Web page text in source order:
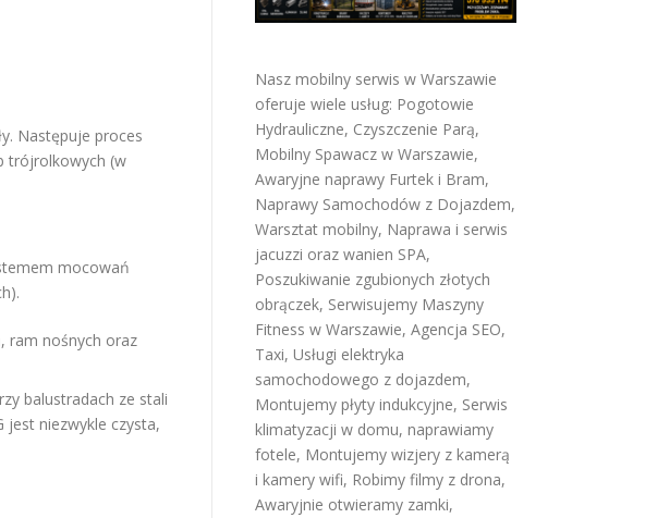
Następuje proces
trójrolkowych (w
mocowań
ram nośnych oraz
balustradach ze stali
jest niezwykle czysta,
Nasz mobilny serwis w Warszawie
oferuje wiele usług: Pogotowie
Hydrauliczne, Czyszczenie Parą,
Mobilny Spawacz w Warszawie,
Awaryjne naprawy Furtek i Bram,
Naprawy Samochodów z Dojazdem,
Warsztat mobilny, Naprawa i serwis
jacuzzi oraz wanien SPA,
Poszukiwanie zgubionych złotych
obrączek, Serwisujemy Maszyny
Fitness w Warszawie, Agencja SEO,
Taxi, Usługi elektryka
samochodowego z dojazdem,
Montujemy płyty indukcyjne, Serwis
klimatyzacji w domu, naprawiamy
fotele, Montujemy wizjery z kamerą
i kamery wifi, Robimy filmy z drona,
Awaryjnie otwieramy zamki,